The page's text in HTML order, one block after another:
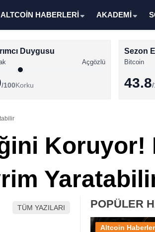
ALTCOİN HABERLERİ AKADEMİ
Duygusu
Açgözlü
/100Korku
Sezon
Bitcoin
43.8
Koruyor!
TÜM YAZILARI POPÜLER
Altcoin